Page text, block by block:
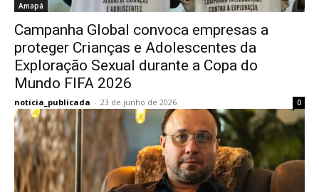
Amapá
Campanha Global convoca empresas a
proteger Crianças e Adolescentes da
Exploração Sexual durante a Copa do
Mundo FIFA 2026
noticia_publicada - 23 de junho de 2026 0